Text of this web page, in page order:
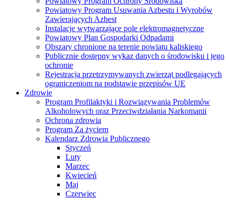
Powiatowy Program Usuwania Azbestu i Wyrobów
Zawierających Azbest
Instalacje wytwarzające pole elektromagnetyczne
Powiatowy Plan Gospodarki Odpadami
Obszary chronione na terenie powiatu kaliskiego
Publicznie dostępny wykaz danych o środowisku i jego
ochronie
Rejestracja przetrzymywanych zwierząt podlegających
ograniczeniom na podstawie przepisów UE
Zdrowie
Program Profilaktyki i Rozwiązywania Problemów
Alkoholowych oraz Przeciwdziałania Narkomanii
Ochrona zdrowia
Program Za życiem
Kalendarz Zdrowia Publicznego
Styczeń
Luty
Marzec
Kwiecień
Maj
Czerwiec